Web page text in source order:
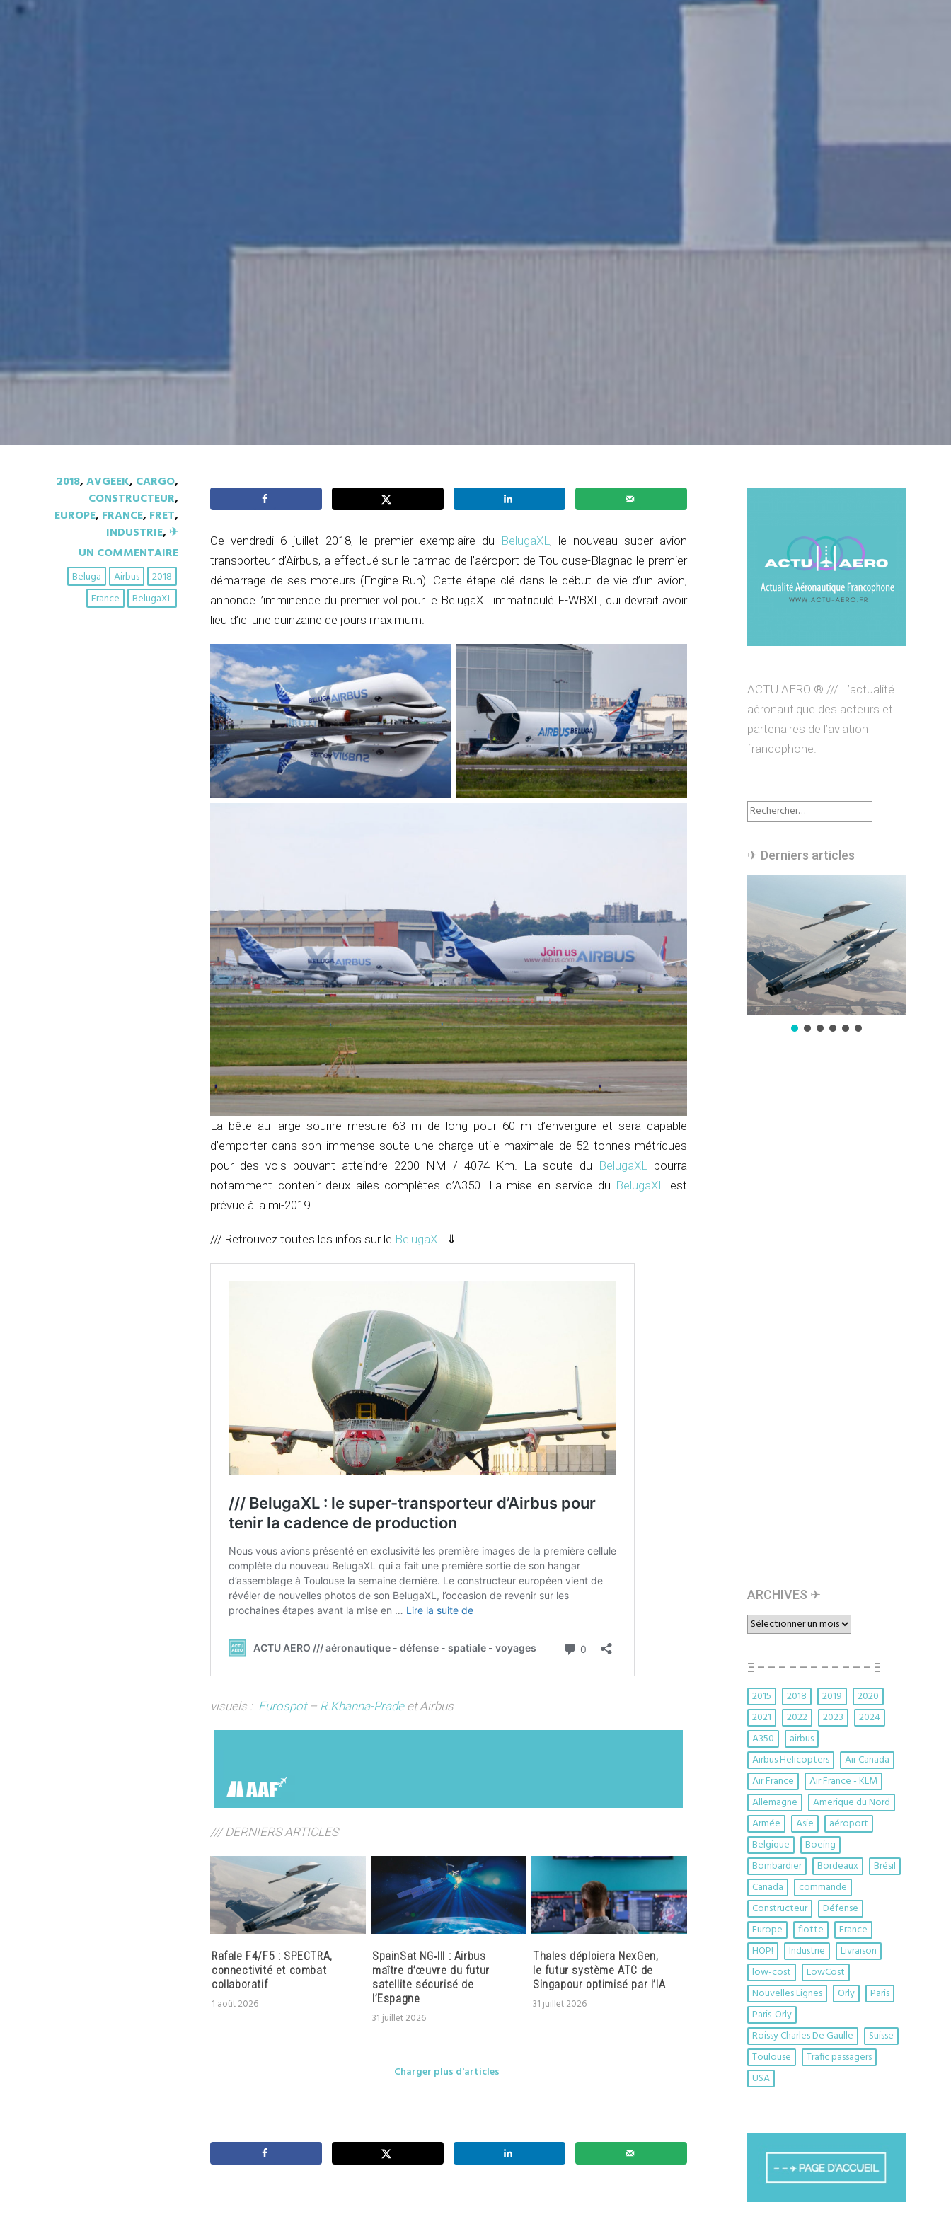
/// Le 1er BelugaXL effectue son Engine Run en vue de son 1er vol
2018,AVGEEK, CARGO,
CONSTRUCTEUR,
EUROPE, FRANCE, FRET,
INDUSTRIE, ✈︎
UN COMMENTAIRE
2018
Airbus
Beluga
BelugaXL
France
Ce vendredi 6 juillet 2018, le premier exemplaire du BelugaXL, le nouveau super avion
transporteur d’Airbus, a effectué sur le tarmac de l’aéroport de Toulouse-Blagnac le premier
démarrage de ses moteurs (Engine Run). Cette étape clé dans le début de vie d’un avion,
annonce l’imminence du premier vol pour le BelugaXL immatriculé F-WBXL, qui devrait avoir
lieu d’ici une quinzaine de jours maximum.
La bête au large sourire mesure 63 m de long pour 60 m d’envergure et sera capable
d’emporter dans son immense soute une charge utile maximale de 52 tonnes métriques
pour des vols pouvant atteindre 2200 NM / 4074 Km. La soute du BelugaXL
pourra
notamment contenir deux ailes complètes d’A350. La mise en service du BelugaXL
est
prévue à la mi-2019.
/// Retrouvez toutes les infos sur le BelugaXL ⇓
visuels : Eurospot– R.Khanna-Prade et Airbus
/// DERNIERS ARTICLES
Rafale F4/F5 : SPECTRA,
connectivité et combat
collaboratif
1 août 2026
SpainSat NG‑III : Airbus
maître d’œuvre du futur
satellite sécurisé de
l’Espagne
31 juillet 2026
Thales déploiera NexGen,
le futur système ATC de
Singapour optimisé par l’IA
31 juillet 2026
Charger plus d'articles
ACTU AERO ® /// L’actualité
aéronautique des acteurs et
partenaires de l’aviation
francophone.
Rechercher :
✈︎ Derniers articles
ARCHIVES ✈︎
ARCHIVES
✈︎
Ξ – – – – – – – – – – – Ξ
2015 2018 2019
2020
2021
2022 2023
2024
A350
airbus
Airbus Helicopters
Air Canada
Air France
Air France - KLM
Allemagne
Amerique du Nord
Armée
Asie
aéroport
Belgique
Boeing
Bombardier
Bordeaux
Brésil
Canada
commande
Constructeur
Défense
Europe
flotte
France
HOP!
Industrie
Livraison
low-cost
LowCost
Nouvelles Lignes
Orly
Paris
Paris-Orly
Roissy Charles De Gaulle
Suisse
Toulouse
Trafic passagers
USA